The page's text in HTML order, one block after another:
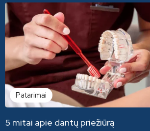
Patarimai
5 mitai apie dantų priežiūrą